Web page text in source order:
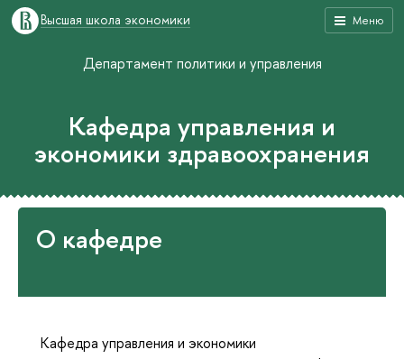
Меню
Высшая школа экономики
Департамент политики и управления
Кафедра управления и
экономики здравоохранения
О кафедре
Кафедра управления и экономики